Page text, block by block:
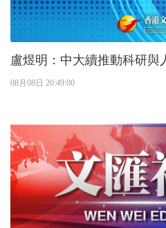
盧煜明：中大續推動科研與
08月08日 20:49:00